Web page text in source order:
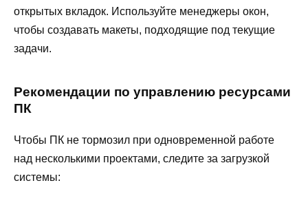
открытых вкладок. Используйте менеджеры окон,
чтобы создавать макеты, подходящие под текущие
задачи.
Рекомендации по управлению ресурсами
ПК
Чтобы ПК не тормозил при одновременной работе
над несколькими проектами, следите за загрузкой
системы: